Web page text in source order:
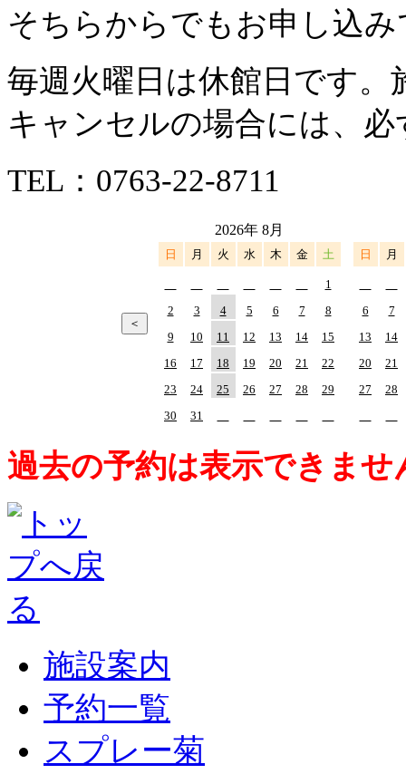
そちらからでもお申し込
毎週火曜日は休館日です
キャンセルの場合には、
TEL： 0763-22-8711
2026年 8月
日 月 火 水 木 金 土
1
2
3 4 5 6 7
8
9
10 11 12 13 14
15
16
17 18 19 20 21
22
23
24 25 26 27 28
29
30
31
日 月
6
7
13
14
20
21
27
28
過去の予約は表示できませ
施設案内
予約一覧
スプレー菊